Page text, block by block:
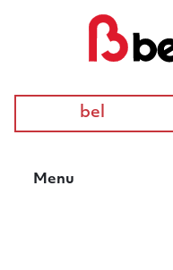
bel
Menu